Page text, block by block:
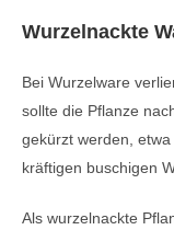
Wurzelnackte
Bei Wurzelware
sollte die Pflanze
gekürzt werden,
kräftigen buschigen
Als wurzelnackte